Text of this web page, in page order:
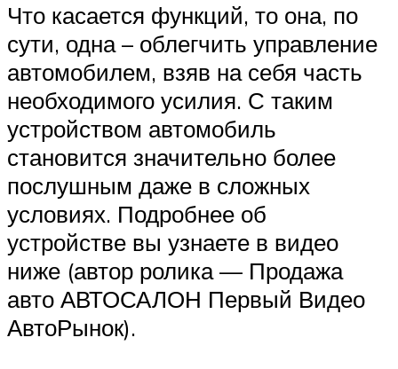
Что касается функций, то она, по
сути, одна – облегчить управление
автомобилем, взяв на себя часть
необходимого усилия. С таким
устройством автомобиль
становится значительно более
послушным даже в сложных
условиях. Подробнее об
устройстве вы узнаете в видео
ниже (автор ролика — Продажа
авто АВТОСАЛОН Первый Видео
АвтоРынок).